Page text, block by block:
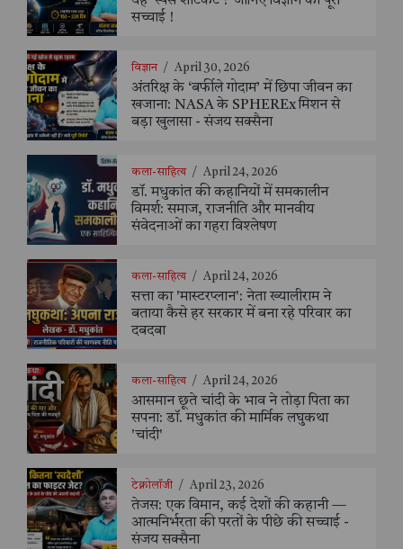
सच्चाई !
विज्ञान / April 30, 2026
अंतरिक्ष के ‘बर्फीले गोदाम’ में छिपा जीवन का
खजाना: NASA के SPHEREx मिशन से
बड़ा खुलासा - संजय सक्सैना
कला-साहित्य / April 24, 2026
डॉ. मधुकांत की कहानियों में समकालीन
विमर्श: समाज, राजनीति और मानवीय
संवेदनाओं का गहरा विश्लेषण
कला-साहित्य / April 24, 2026
सत्ता का 'मास्टरप्लान': नेता ख्यालीराम ने
बताया कैसे हर सरकार में बना रहे परिवार का
दबदबा
कला-साहित्य / April 24, 2026
आसमान छूते चांदी के भाव ने तोड़ा पिता का
सपना: डॉ. मधुकांत की मार्मिक लघुकथा
'चांदी'
टेक्नोलॉजी / April 23, 2026
तेजस: एक विमान, कई देशों की कहानी —
आत्मनिर्भरता की परतों के पीछे की सच्चाई -
संजय सक्सैना